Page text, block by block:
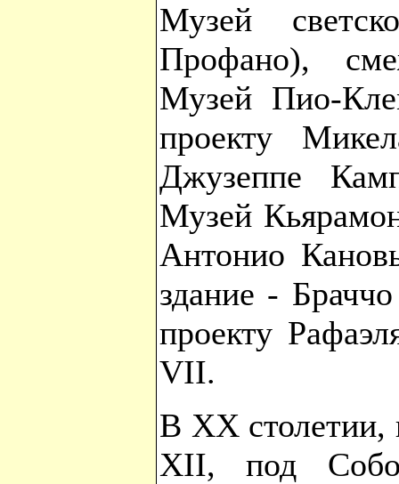
Музей
Профано),
Музей Пио-
проекту
Джузеппе
Музей
Антонио
здание -
проекту
VII.
В ХХ столетии,
XII, под